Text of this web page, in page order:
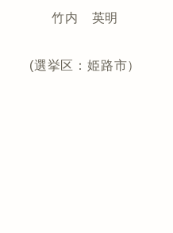
竹内 英明
(選挙区：姫路市）